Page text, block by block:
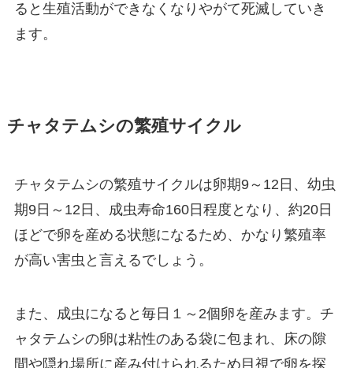
ると生殖活動ができなくなりやがて死滅していき
ます。
チャタテムシの繁殖サイクル
チャタテムシの繁殖サイクルは卵期9～12日、幼虫
期9日～12日、成虫寿命160日程度となり、約20日
ほどで卵を産める状態になるため、かなり繁殖率
が高い害虫と言えるでしょう。
また、成虫になると毎日１～2個卵を産みます。チ
ャタテムシの卵は粘性のある袋に包まれ、床の隙
間や隠れ場所に産み付けられるため目視で卵を探